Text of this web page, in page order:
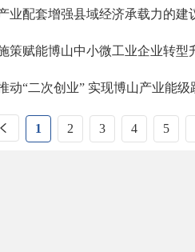
业配套增强县域经济承载力的建
策赋能博山中小微工业企业转型
动“二次创业” 实现博山产业能级
1 2 3 4 5